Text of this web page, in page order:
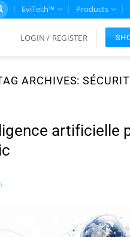
EviTech™ Products
LOGIN / REGISTER
ARCHIVES:
artificielle